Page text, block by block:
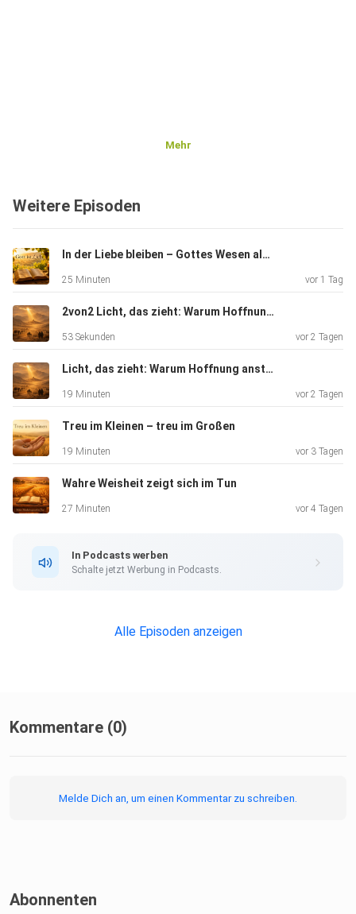
Mehr
Weitere Episoden
In der Liebe bleiben – Gottes Wesen als Fundament unseres Glaubens
25 Minuten vor 1 Tag
2von2 Licht, das zieht: Warum Hoffnung ansteckend ist
53 Sekunden vor 2 Tagen
Licht, das zieht: Warum Hoffnung ansteckend ist
19 Minuten vor 2 Tagen
Treu im Kleinen – treu im Großen
19 Minuten vor 3 Tagen
Wahre Weisheit zeigt sich im Tun
27 Minuten vor 4 Tagen
In Podcasts werben
Schalte jetzt Werbung in Podcasts.
Alle Episoden anzeigen
Kommentare (0)
Melde Dich an, um einen Kommentar zu schreiben.
Abonnenten